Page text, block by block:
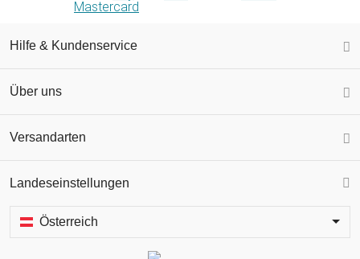
Hilfe & Kundenservice
Über uns
Versandarten
Landeseinstellungen
Österreich